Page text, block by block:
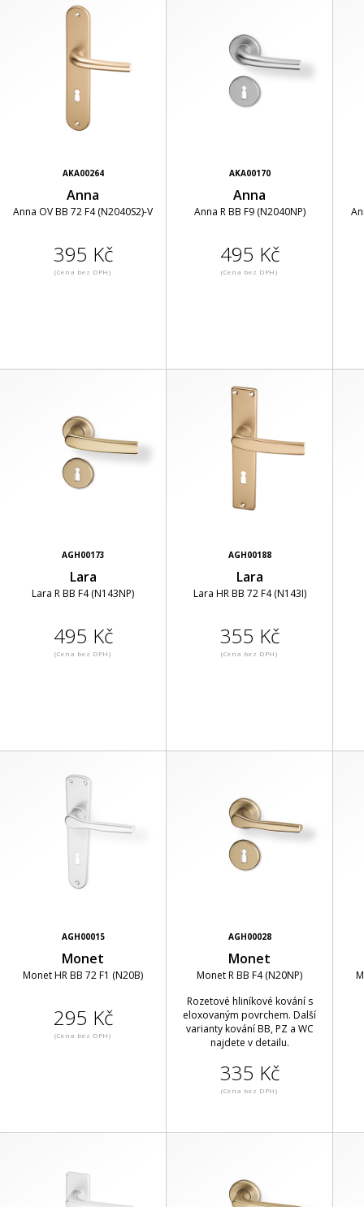
AKA00264
Anna
Anna OV BB 72 F4 (N2040S2)-V
395 Kč
(Cena bez DPH)
AKA00170
Anna
Anna R BB F9 (N2040NP)
495 Kč
(Cena bez DPH)
AGH00173
Lara
Lara R BB F4 (N143NP)
495 Kč
(Cena bez DPH)
AGH00188
Lara
Lara HR BB 72 F4 (N143I)
355 Kč
(Cena bez DPH)
AGH00015
Monet
Monet HR BB 72 F1 (N20B)
295 Kč
(Cena bez DPH)
AGH00028
Monet
Monet R BB F4 (N20NP)
Rozetové hliníkové kování s
eloxovaným povrchem. Další
varianty kování BB, PZ a WC
najdete v detailu.
335 Kč
(Cena bez DPH)